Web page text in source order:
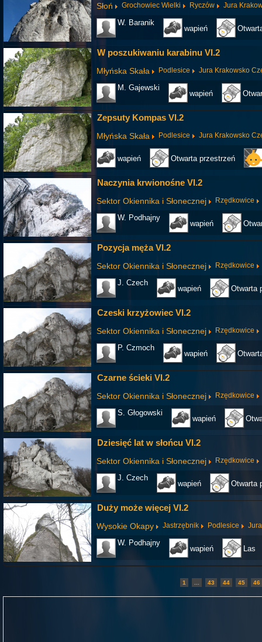
Słoń Grochowiec Wielki Ryczów Jura
W. Baranik
wapień
W poszukiwaniu karabinu VI.2
Młyńska Skała Podlesice Jura Krakowsko
M. Gajewski
wapień
Zepsuty Kompas VI.2
Młyńska Skała Podlesice Jura Krakowsko
wapień Otwarta przestrzeń
Naczynia krwionośne VI.2
Sektor Okiennika i Słonecznej Rzędkowice
W. Podhajny
wapień
Pozycja męża VI.2
Sektor Okiennika i Słonecznej Rzędkowice
J. Czech
wapień Otwarta
Czeski krzyżowiec VI.2
Sektor Okiennika i Słonecznej Rzędkowice
P. Czmoch
wapień
Czarne ścieki VI.2
Sektor Okiennika i Słonecznej Rzędkowice
S. Głogowski
wapień
Dziesięć lat w słońcu VI.2
Sektor Okiennika i Słonecznej Rzędkowice
J. Czech
wapień Otwarta
Duży może więcej VI.2
Wysokie Okapy Jastrzębnik Podlesice
W. Podhajny
wapień Las
1 43 44 45 46